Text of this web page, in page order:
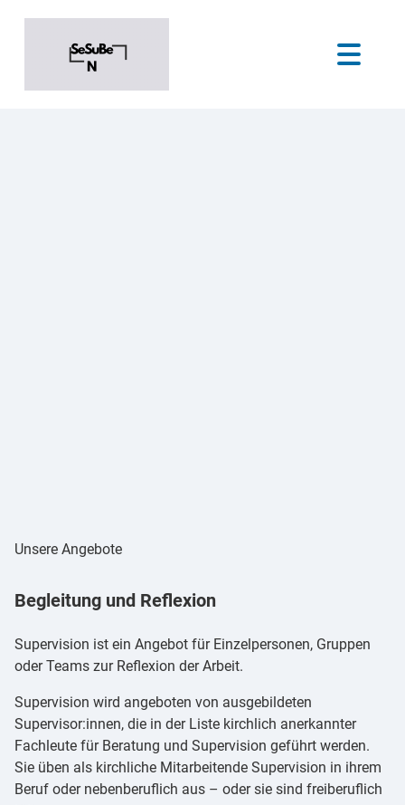
Pastoralpsychologie
Unsere Angebote
Begleitung und Reflexion
Supervision ist ein Angebot für Einzelpersonen, Gruppen
oder Teams zur Reflexion der Arbeit.
Supervision wird angeboten von ausgebildeten
Supervisor:innen, die in der Liste kirchlich anerkannter
Fachleute für Beratung und Supervision geführt werden.
Sie üben als kirchliche Mitarbeitende Supervision in ihrem
Beruf oder nebenberuflich aus – oder sie sind freiberuflich